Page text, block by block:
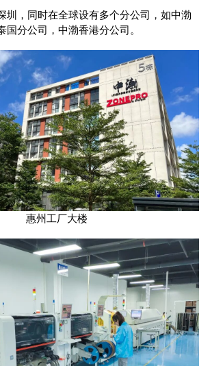
圳，同时在全球设有多个分公司，如中渤
国分公司，中渤香港分公司。
惠州工厂大楼